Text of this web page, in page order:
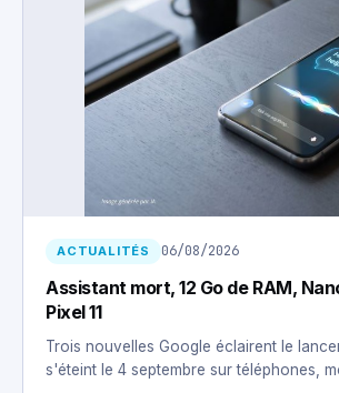
ACTUALITÉS 06/08/2026
Assistant mort, 12 Go de RAM,
Pixel 11
Trois nouvelles Google éclairent le
s'éteint le 4 septembre sur téléphones,